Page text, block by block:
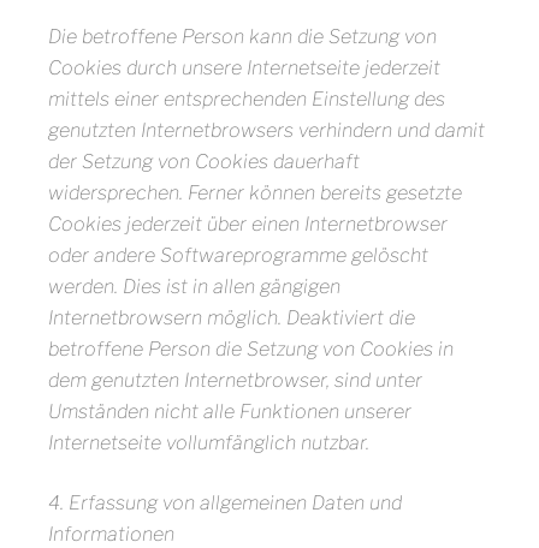
Die betroffene Person kann die Setzung von
Cookies durch unsere Internetseite jederzeit
mittels einer entsprechenden Einstellung des
genutzten Internetbrowsers verhindern und damit
der Setzung von Cookies dauerhaft
widersprechen. Ferner können bereits gesetzte
Cookies jederzeit über einen Internetbrowser
oder andere Softwareprogramme gelöscht
werden. Dies ist in allen gängigen
Internetbrowsern möglich. Deaktiviert die
betroffene Person die Setzung von Cookies in
dem genutzten Internetbrowser, sind unter
Umständen nicht alle Funktionen unserer
Internetseite vollumfänglich nutzbar.
4. Erfassung von allgemeinen Daten und
Informationen